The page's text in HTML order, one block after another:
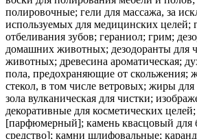
полировочные; гели для массажа, за
используемых для медицинских целей;
отбеливания зубов; гераниол; грим;
домашних животных; дезодоранты для
животных; древесина ароматическая;
пола, предохраняющие от скольжения;
стекол, в том числе ветровых; жиры для
зола вулканическая для чистки;
декоративные для косметических
[парфюмерный]; камень квасцовый для
средство]; камни шлифовальные;